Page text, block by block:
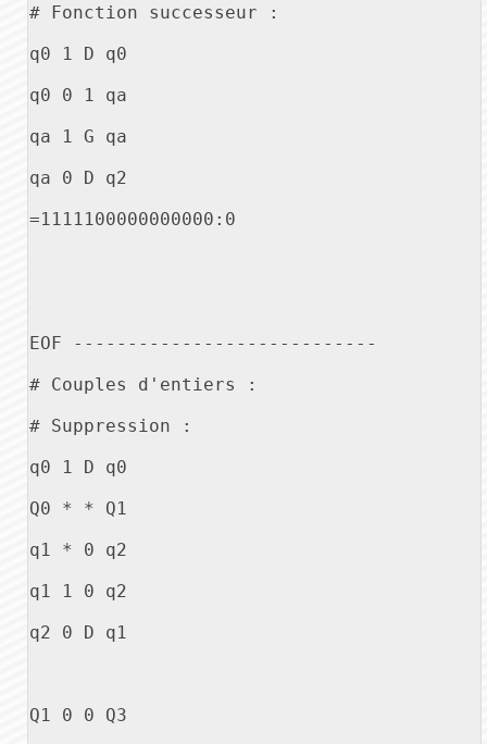
# Fonction successeur :
q0 1 D q0
q0 0 1 qa
qa 1 G qa
qa 0 D q2
=1111100000000000:0
EOF ----------------------------
# Couples d'entiers :
# Suppression :
q0 1 D q0
Q0 * * Q1
q1 * 0 q2
q1 1 0 q2
q2 0 D q1
Q1 0 0 Q3